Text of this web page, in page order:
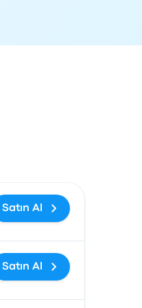
Satın Al
Satın Al